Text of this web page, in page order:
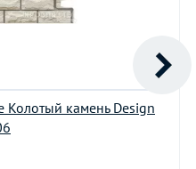
Колотый камень Design